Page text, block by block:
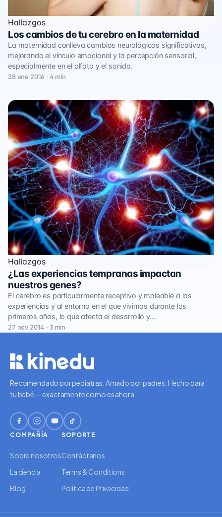
Hallazgos
Los cambios de tu cerebro en la maternidad
La maternidad conlleva cambios neurológicos significativos,
mejorando el vínculo emocional y la percepción sensorial,
especialmente en el olfato y el sonido.
28 ene 2016 · 4 min
Hallazgos
¿Las experiencias tempranas impactan
nuestros genes?
El cerebro es particularmente receptivo y maleable a las
experiencias y al entorno en el que vivimos durante los
primeros años, lo que afecta el desarrollo y…
27 nov 2014 · 3 min
Recomendado por pediatras. Amado por padres. Hecho para
tu bebé — exactamente como es ahora.
COMPAÑÍA
Sobre nosotros
La ciencia
Blog
SOPORTE
Contáctanos
Terms & Conditions
Política de Privacidad